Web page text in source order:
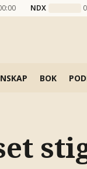
NDX
BOK